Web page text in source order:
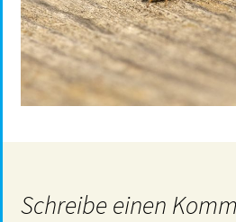
Schreibe einen